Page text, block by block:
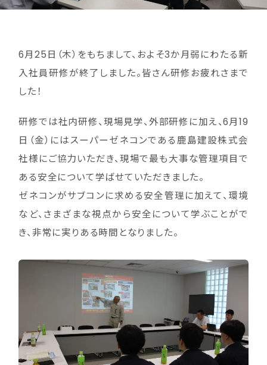
6月25日（木）をもちまして、およそ3か月弱にわたる新
入社員研修が終了しました。皆さん研修お疲れさまで
した！
研修では社内研修、現場見学、外部研修に加え、6月19
日（金）にはスーパーゼネコンである鹿島建設株式会
社様にご協力いただき、現場で最も大事な管理項目で
ある安全について学ばせていただきました。
ゼネコンがサブコンに求める安全管理に加えて、環境
など、さまざまな視点から安全について学ぶことがで
き、非常に実りある時間となりました。